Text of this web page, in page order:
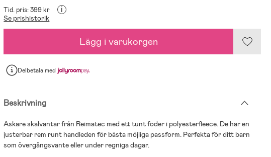
Tid. pris: 399 kr
i
Se prishistorik
Lägg i varukorgen
Delbetalamed
Beskrivning
Askare skalvantar från Reimatec med ett tunt foder i polyesterfleece. De har en
justerbar rem runt handleden för bästa möjliga passform. Perfekta för ditt barn
som övergångsvante eller under regniga dagar.